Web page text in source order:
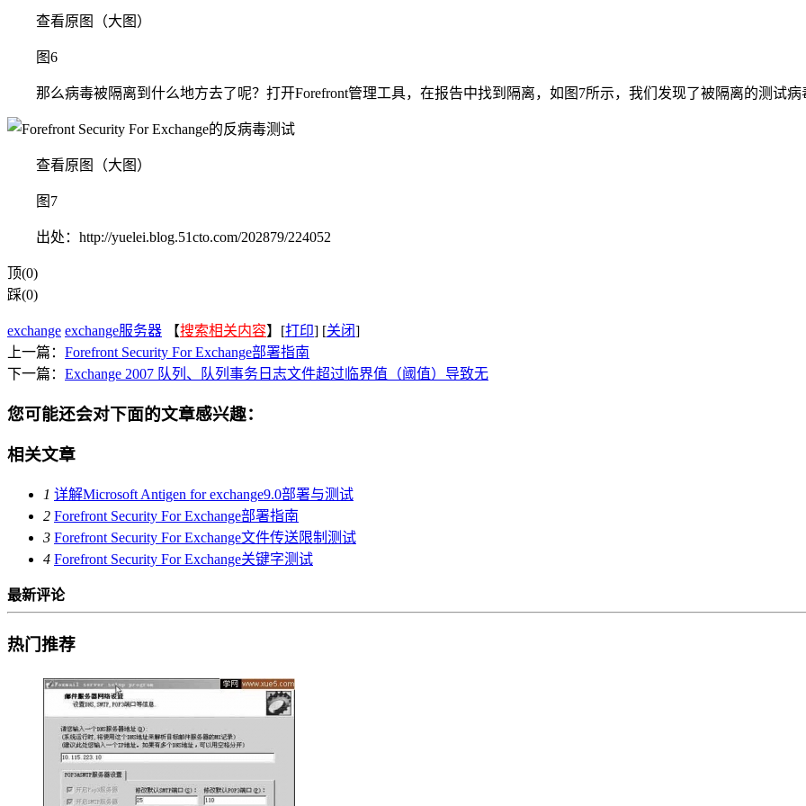
查看原图（大图）
图6
那么病毒被隔离到什么地方去了呢？打开Forefront管理工具，在报告中找到隔离，如图7所示，我们发现了被隔离的测试病
查看原图（大图）
图7
出处：http://yuelei.blog.51cto.com/202879/224052
顶(0)
踩(0)
exchange exchange服务器 【搜索相关内容】[打印] [关闭]
上一篇： Forefront Security For Exchange部署指南
下一篇： Exchange 2007 队列、队列事务日志文件超过临界值（阈值）导致无
您可能还会对下面的文章感兴趣：
相关文章
1 详解Microsoft Antigen for exchange9.0部署与测试
2 Forefront Security For Exchange部署指南
3 Forefront Security For Exchange文件传送限制测试
4 Forefront Security For Exchange关键字测试
最新评论
热门推荐